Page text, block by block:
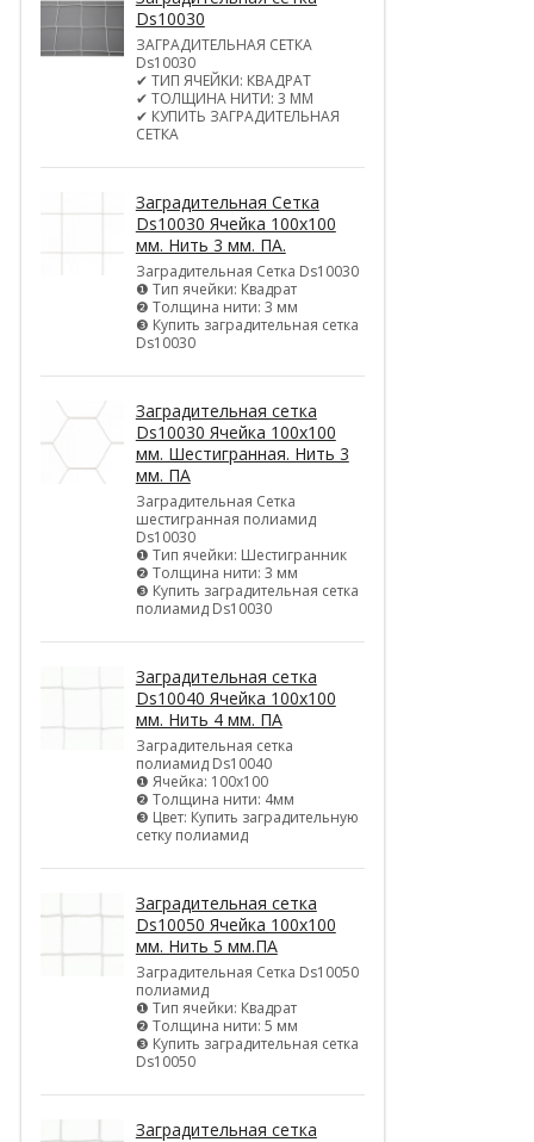
Ds10030
ЗАГРАДИТЕЛЬНАЯ СЕТКА
Ds10030
✔ ТИП ЯЧЕЙКИ: КВАДРАТ
✔ ТОЛЩИНА НИТИ: 3 ММ
✔ КУПИТЬ ЗАГРАДИТЕЛЬНАЯ
СЕТКА
Заградительная Сетка
Ds10030 Ячейка 100х100
мм. Нить 3 мм. ПА.
Заградительная Сетка Ds10030
❶ Тип ячейки: Квадрат
❷ Толщина нити: 3 мм
❸ Купить заградительная сетка
Ds10030
Заградительная сетка
Ds10030 Ячейка 100х100
мм. Шестигранная. Нить 3
мм. ПА
Заградительная Сетка
шестигранная полиамид
Ds10030
❶ Тип ячейки: Шестигранник
❷ Толщина нити: 3 мм
❸ Купить заградительная сетка
полиамид Ds10030
Заградительная сетка
Ds10040 Ячейка 100х100
мм. Нить 4 мм. ПА
Заградительная сетка
полиамид Ds10040
❶ Ячейка: 100х100
❷ Толщина нити: 4мм
❸ Цвет: Купить заградительную
сетку полиамид
Заградительная сетка
Ds10050 Ячейка 100х100
мм. Нить 5 мм.ПА
Заградительная Сетка Ds10050
полиамид
❶ Тип ячейки: Квадрат
❷ Толщина нити: 5 мм
❸ Купить заградительная сетка
Ds10050
Заградительная сетка